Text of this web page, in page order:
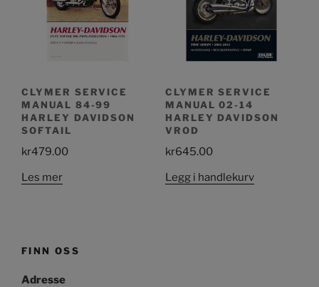
CLYMER SERVICE
MANUAL 84-99
HARLEY DAVIDSON
SOFTAIL
kr479.00
Les mer
CLYMER SERVICE
MANUAL 02-14
HARLEY DAVIDSON
VROD
kr645.00
Legg i handlekurv
FINN OSS
Adresse